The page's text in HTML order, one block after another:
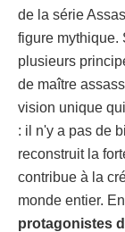
de la série
figure mythique.
plusieurs
de maître
vision unique
: il n'y a pas de
reconstruit la
contribue à la
monde entier.
protagonistes